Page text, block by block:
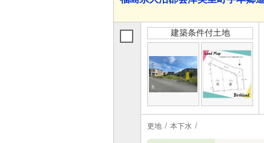
建築条件付土地
更地 本下水